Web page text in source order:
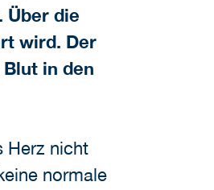
Über die
wird. Der
in den
Herz nicht
normale